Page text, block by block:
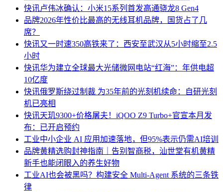
快讯卢伟冰确认：小米15系列首发高通骁龙8 Gen4
品牌2026年性价比最高的无线耳机品牌，国货占了几
席？
快讯又一时速350高铁来了：西安至武汉从5小时缩至2.5
小时
快讯华为建立全球最大光储微网电站“红海”：年供电超
10亿度
快讯俄罗斯绕过制裁 为35年前的光刻机续命：自研光刻
机已亮相
快讯天玑9300+价格屠夫！iQOO Z9 Turbo+官宣本月发
布：已开启预约
工业中小企业 AI 应用加速落地，但95%表示仍需AI培训
品牌黄精选购封神指南｜告别智商税，汕世堂有机黄精
新手也能闭眼入的养生好物
工业AI也会被黑吗？构建安全 Multi-Agent 系统的三条铁
律